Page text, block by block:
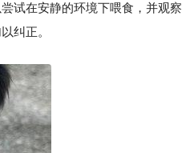
试在安静的环境下喂食，并观察
纠正。